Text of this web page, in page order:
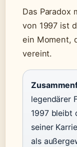
Das Paradox
von 1997 ist
ein Moment,
vereint.
legendärer
1997 bleibt
seiner
als